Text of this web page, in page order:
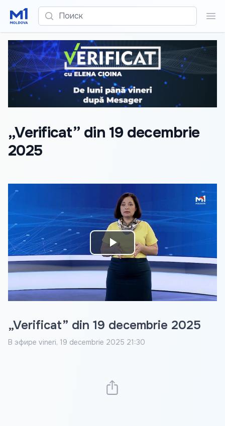
Поиск
„Verificat” din 19 decembrie
2025
Play
Video
„Verificat” din 19 decembrie 2025
В эфире vineri, 19 decembrie 2025 21:30